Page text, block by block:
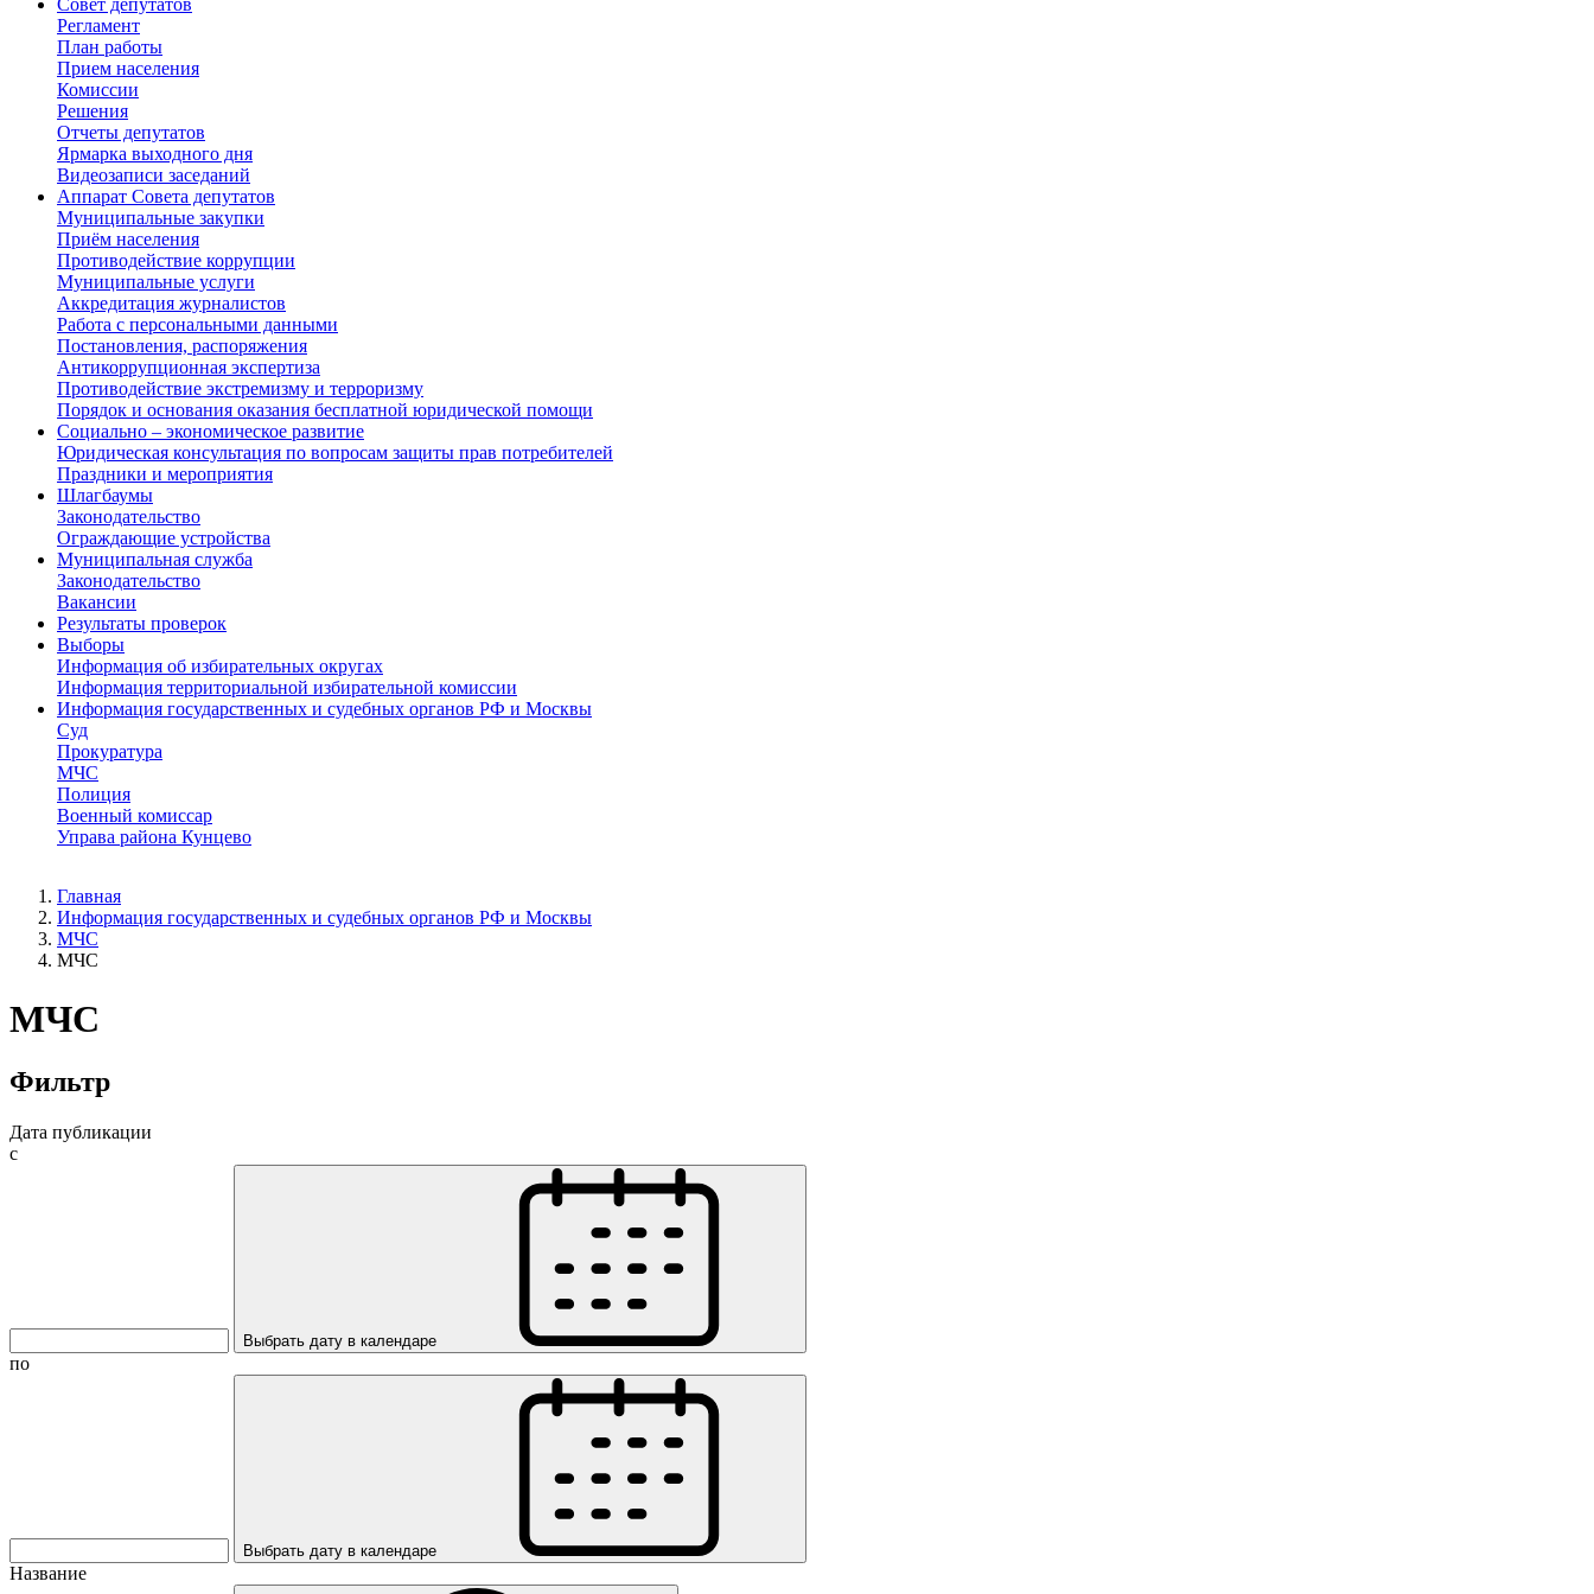
Совет депутатов
Регламент
План работы
Прием населения
Комиссии
Решения
Отчеты депутатов
Ярмарка выходного дня
Видеозаписи заседаний
Аппарат Совета депутатов
Муниципальные закупки
Приём населения
Противодействие коррупции
Муниципальные услуги
Аккредитация журналистов
Работа с персональными данными
Постановления, распоряжения
Антикоррупционная экспертиза
Противодействие экстремизму и терроризму
Порядок и основания оказания бесплатной юридической помощи
Социально – экономическое развитие
Юридическая консультация по вопросам защиты прав потребителей
Праздники и мероприятия
Шлагбаумы
Законодательство
Ограждающие устройства
Муниципальная служба
Законодательство
Вакансии
Результаты проверок
Выборы
Информация об избирательных округах
Информация территориальной избирательной комиссии
Информация государственных и судебных органов РФ и Москвы
Суд
Прокуратура
МЧС
Полиция
Военный комиссар
Управа района Кунцево
Главная
Информация государственных и судебных органов РФ и Москвы
МЧС
МЧС
МЧС
Фильтр
Дата публикации
с
Выбрать дату в календаре
по
Выбрать дату в календаре
Название